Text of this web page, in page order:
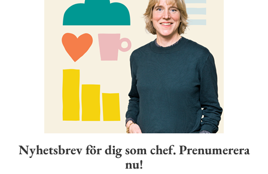
Nyhetsbrev för dig som chef. Prenumerera
nu!